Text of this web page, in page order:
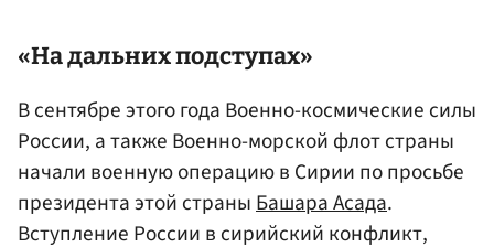
«На дальних подступах»
В сентябре этого года Военно-космические силы
России, а также Военно-морской флот страны
начали военную операцию в Сирии по просьбе
президента этой страны Башара Асада.
Вступление России в сирийский конфликт,